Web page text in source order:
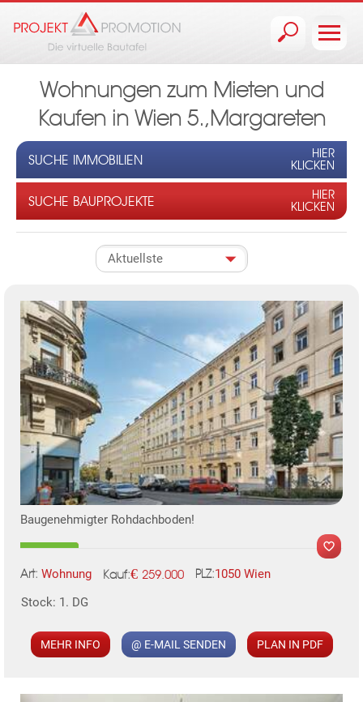
Wohnungen zum Mieten und
Kaufen in Wien 5.,Margareten
SUCHE IMMOBILIEN
HIER
KLICKEN
SUCHE BAUPROJEKTE
HIER
KLICKEN
Baugenehmigter Rohdachboden!
Art: Wohnung Kauf:€ 259.000 PLZ:1050 Wien
Stock: 1. DG
MEHR INFO @ E-MAIL SENDEN PLAN IN PDF